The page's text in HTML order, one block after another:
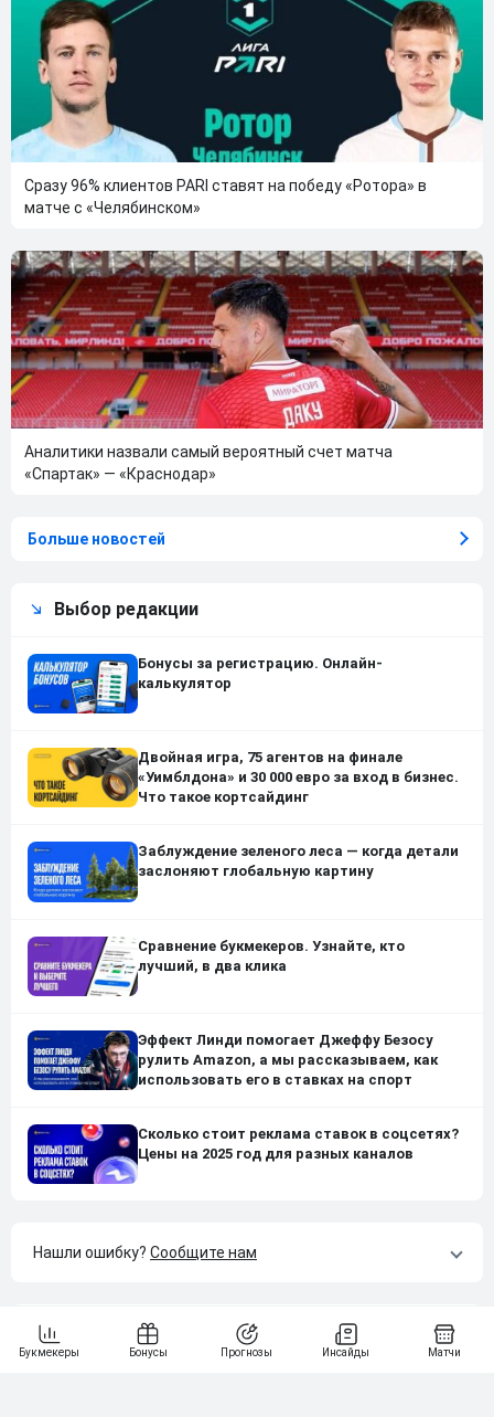
Сразу 96% клиентов PARI ставят на победу «Ротора» в
матче с «Челябинском»
Аналитики назвали самый вероятный счет матча
«Спартак» — «Краснодар»
Больше новостей
Выбор редакции
Бонусы за регистрацию. Онлайн-
калькулятор
Двойная игра, 75 агентов на финале
«Уимблдона» и 30 000 евро за вход в бизнес.
Что такое кортсайдинг
Заблуждение зеленого леса — когда детали
заслоняют глобальную картину
Сравнение букмекеров. Узнайте, кто
лучший, в два клика
Эффект Линди помогает Джеффу Безосу
рулить Amazon, а мы рассказываем, как
использовать его в ставках на спорт
Сколько стоит реклама ставок в соцсетях?
Цены на 2025 год для разных каналов
Нашли ошибку? Сообщите нам
Подпишись на наши новости одним кликом: